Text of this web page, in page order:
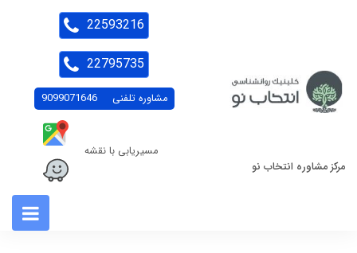
مرکز مشاوره انتخاب نو
مشاوره تلفنی 9099071646
مسیریابی با نقشه
22593216
22795735